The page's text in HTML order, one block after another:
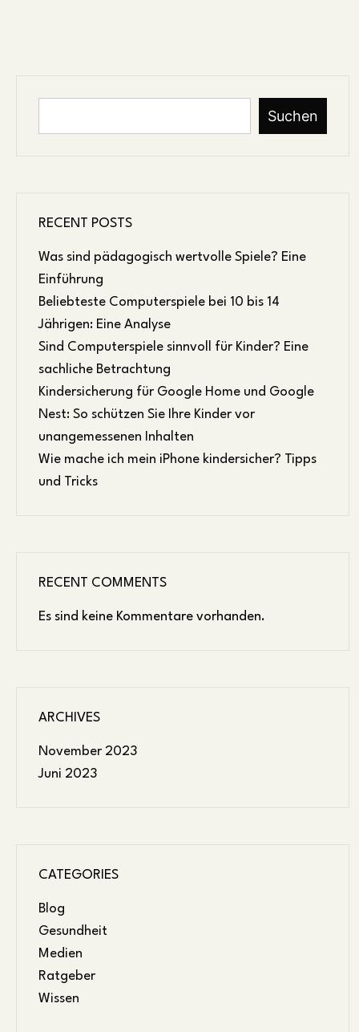
Suchen
RECENT POSTS
Was sind pädagogisch wertvolle Spiele? Eine
Einführung
Beliebteste Computerspiele bei 10 bis 14
Jährigen: Eine Analyse
Sind Computerspiele sinnvoll für Kinder? Eine
sachliche Betrachtung
Kindersicherung für Google Home und Google
Nest: So schützen Sie Ihre Kinder vor
unangemessenen Inhalten
Wie mache ich mein iPhone kindersicher? Tipps
und Tricks
RECENT COMMENTS
Es sind keine Kommentare vorhanden.
ARCHIVES
November 2023
Juni 2023
CATEGORIES
Blog
Gesundheit
Medien
Ratgeber
Wissen